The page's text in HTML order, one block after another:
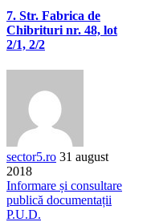
7. Str. Fabrica de
Chibrituri nr. 48, lot
2/1, 2/2
sector5.ro 31 august
2018
Informare și consultare
publică documentații
P.U.D.